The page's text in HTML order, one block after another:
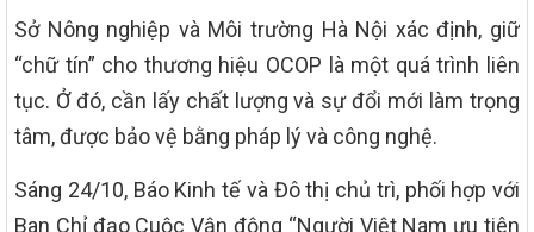
Sở Nông nghiệp và Môi trường Hà Nội xác định, giữ
“chữ tín” cho thương hiệu OCOP là một quá trình liên
tục. Ở đó, cần lấy chất lượng và sự đổi mới làm trọng
tâm, được bảo vệ bằng pháp lý và công nghệ.
Sáng 24/10, Báo Kinh tế và Đô thị chủ trì, phối hợp với
Ban Chỉ đạo Cuộc Vận động “Người Việt Nam ưu tiên